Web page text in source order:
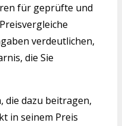
für geprüfte und
verdeutlichen,
die Sie
die dazu beitragen,
in seinem Preis